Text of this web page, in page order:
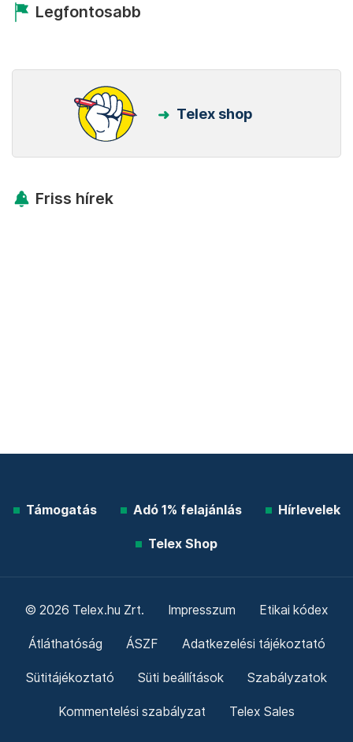
Legfontosabb
Telex shop
Friss hírek
Támogatás Adó 1% felajánlás Hírlevelek
Telex Shop
© 2026 Telex.hu Zrt. Impresszum Etikai kódex
Átláthatóság ÁSZF Adatkezelési tájékoztató
Sütitájékoztató Süti beállítások Szabályzatok
Kommentelési szabályzat Telex Sales